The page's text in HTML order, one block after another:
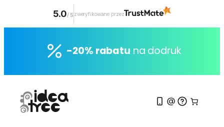
-20% rabatu na dodruk
5.0/ 5 zweryfikowane przez